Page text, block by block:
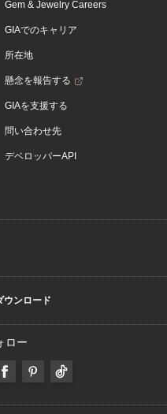
Gem & Jewelry Careers
GIAでのキャリア
所在地
懸念を報告する
GIAを支援する
問い合わせ先
デベロッパーAPI
ウンロード
ロー